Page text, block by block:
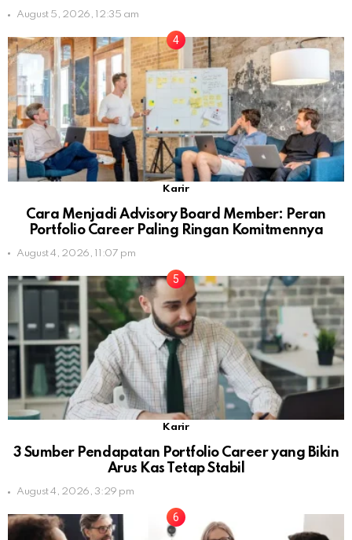
August 5, 2026, 12:35 am
Karir
Cara Menjadi Advisory Board Member: Peran
Portfolio Career Paling Ringan Komitmennya
August 4, 2026, 11:07 pm
Karir
3 Sumber Pendapatan Portfolio Career yang Bikin
Arus Kas Tetap Stabil
August 4, 2026, 3:29 pm